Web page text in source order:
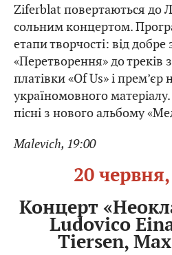
Ziferblat повертаються до
сольним концертом.
етапи творчості: від добре
«Перетворення» до треків
платівки «Of Us» і прем’єр
україномовного
пісні з нового альбому
Malevich, 19:00
20
Концерт
Ludovico
Tiersen,